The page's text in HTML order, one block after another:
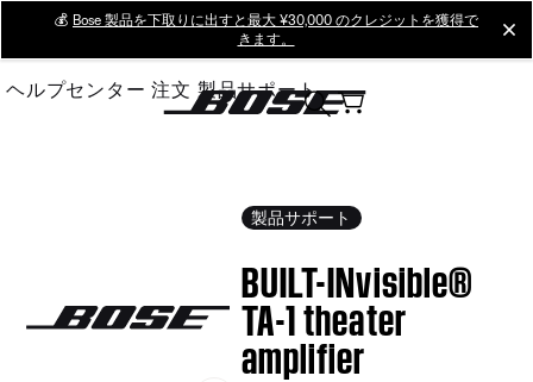
Main
💰 Bose 製品を下取りに出すと最大 ¥30,000 のクレジットを獲得で
きます。
ヘルプセンター 注文 製品サポート
製品サポート
BUILT-INvisible®
TA-1 theater
amplifier